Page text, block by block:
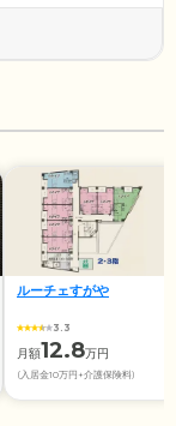
ルーチェすがや
3.3
月額12.8万円
(入居金10万円+介護保険料)